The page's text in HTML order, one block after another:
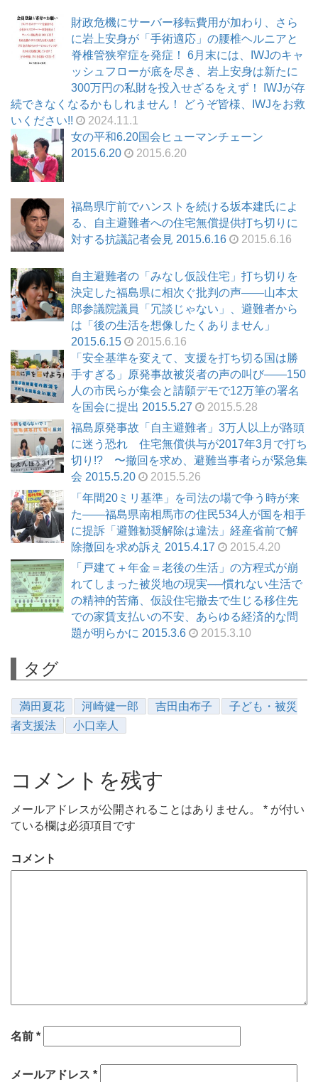
財政危機にサーバー移転費用が加わり、さら
に岩上安身が「手術適応」の腰椎ヘルニアと
脊椎管狭窄症を発症！ 6月末には、IWJのキャ
ッシュフローが底を尽き、岩上安身は新たに
300万円の私財を投入せざるをえず！ IWJが存
続できなくなるかもしれません！ どうぞ皆様、IWJをお救
いください!!
2024.11.1
女の平和6.20国会ヒューマンチェーン
2015.6.20
2015.6.20
福島県庁前でハンストを続ける坂本建氏によ
る、自主避難者への住宅無償提供打ち切りに
対する抗議記者会見 2015.6.16
2015.6.16
自主避難者の「みなし仮設住宅」打ち切りを
決定した福島県に相次ぐ批判の声――山本太
郎参議院議員「冗談じゃない」、避難者から
は「後の生活を想像したくありません」
2015.6.15
2015.6.16
「安全基準を変えて、支援を打ち切る国は勝
手すぎる」原発事故被災者の声の叫び――150
人の市民らが集会と請願デモで12万筆の署名
を国会に提出 2015.5.27
2015.5.28
福島原発事故「自主避難者」3万人以上が路頭
に迷う恐れ 住宅無償供与が2017年3月で打ち
切り!? 〜撤回を求め、避難当事者らが緊急集
会 2015.5.20
2015.5.26
「年間20ミリ基準」を司法の場で争う時が来
た――福島県南相馬市の住民534人が国を相手
に提訴「避難勧奨解除は違法」経産省前で解
除撤回を求め訴え 2015.4.17
2015.4.20
「戸建て＋年金＝老後の生活」の方程式が崩
れてしまった被災地の現実──慣れない生活で
の精神的苦痛、仮設住宅撤去で生じる移住先
での家賃支払いの不安、あらゆる経済的な問
題が明らかに 2015.3.6
2015.3.10
タグ
満田夏花 河崎健一郎 吉田由布子
子ども・被災
者支援法
小口幸人
コメントを残す
メールアドレスが公開されることはありません。 * が付い
ている欄は必須項目です
コメント
名前 *
メールアドレス *